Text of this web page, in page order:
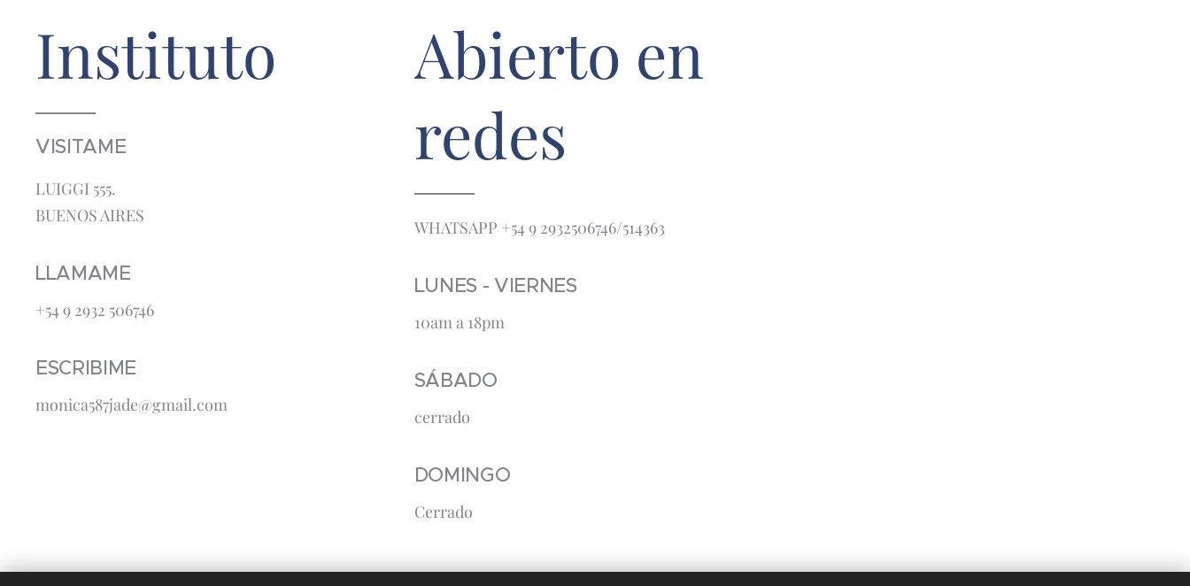
Instituto
VISITAME
LUIGGI 555.
BUENOS AIRES
LLAMAME
+54 9 2932 506746
ESCRIBIME
monica587jade@gmail.com
Abierto en
redes
WHATSAPP +54 9 2932506746/514363
LUNES - VIERNES
10am a 18pm
SÁBADO
cerrado
DOMINGO
Cerrado